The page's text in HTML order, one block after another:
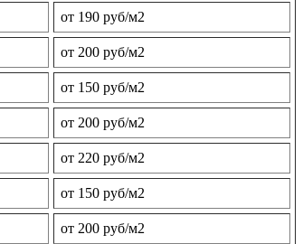
от 190 руб/м2
от 200 руб/м2
от 150 руб/м2
от 200 руб/м2
от 220 руб/м2
от 150 руб/м2
от 200 руб/м2